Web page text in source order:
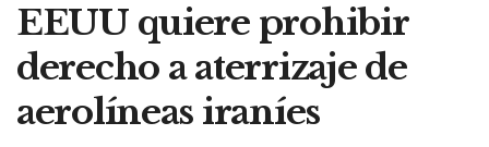
EEUU quiere prohibir
derecho a aterrizaje de
aerolíneas iraníes